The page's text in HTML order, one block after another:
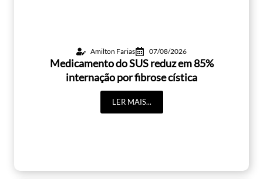
Amilton Farias 07/08/2026
Medicamento do SUS reduz em 85%
internação por fibrose cística
LER MAIS...